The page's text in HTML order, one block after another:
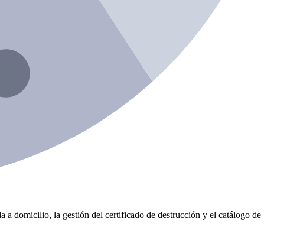
domicilio, la gestión del certificado de destrucción y el catálogo de